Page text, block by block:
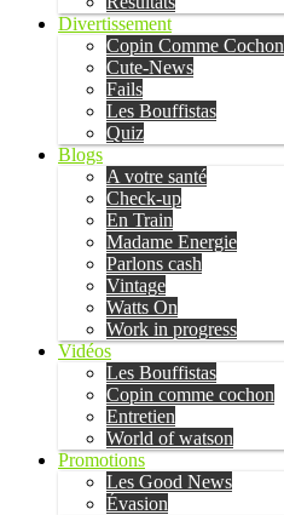
Divertissement
Copin Comme Cochon
Cute-News
Fails
Les Bouffistas
Quiz
Blogs
A votre santé
Check-up
En Train
Madame Energie
Parlons cash
Vintage
Watts On
Work in progress
Vidéos
Les Bouffistas
Copin comme cochon
Entretien
World of watson
Promotions
Les Good News
Évasion